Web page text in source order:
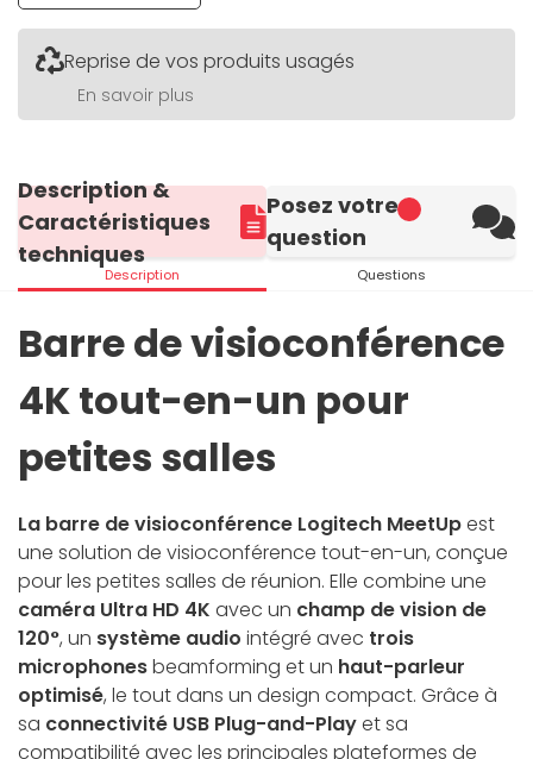
Reprise de vos produits usagés
En savoir plus
Description &
Caractéristiques
techniques
Description
Posez votre
question
Questions
Barre de visioconférence
4K tout-en-un pour
petites salles
La barre de visioconférence Logitech MeetUpest
une solution de visioconférence tout-en-un, conçue
pour les petites salles de réunion. Elle combine une
caméra Ultra HD 4K avec un champ de vision de
120°, un système audio intégré avec trois
microphonesbeamforming et un haut-parleur
optimisé, le tout dans un design compact. Grâce à
sa connectivité USB Plug-and-Playet sa
compatibilité avec les principales plateformes de